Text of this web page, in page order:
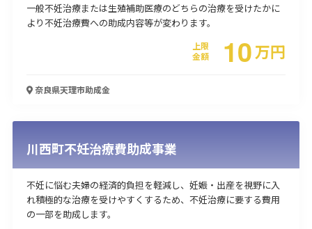
一般不妊治療または生殖補助医療のどちらの治療を受けたかに
より不妊治療費への助成内容等が変わります。
上限
金額
10万円
奈良県天理市助成金
川西町不妊治療費助成事業
不妊に悩む夫婦の経済的負担を軽減し、妊娠・出産を視野に入
れ積極的な治療を受けやすくするため、不妊治療に要する費用
の一部を助成します。